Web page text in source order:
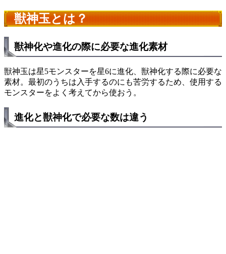
獣神玉とは？
獣神化や進化の際に必要な進化素材
獣神玉は星5モンスターを星6に進化、獣神化する際に必要な
素材。最初のうちは入手するのにも苦労するため、使用する
モンスターをよく考えてから使おう。
進化と獣神化で必要な数は違う